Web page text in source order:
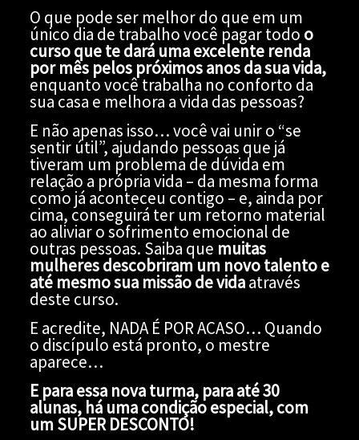
O que pode ser melhor do que em um
único dia de trabalho você pagar todo o
curso que te dará uma excelente renda
por mês pelos próximos anos da sua vida,
enquanto você trabalha no conforto da
sua casa e melhora a vida das pessoas?
E não apenas isso… você vai unir o “se
sentir útil”, ajudando pessoas que já
tiveram um problema de dúvida em
relação a própria vida – da mesma forma
como já aconteceu contigo – e, ainda por
cima, conseguirá ter um retorno material
ao aliviar o sofrimento emocional de
outras pessoas. Saiba que muitas
mulheres descobriram um novo talento e
até mesmo sua missão de vidaatravés
deste curso.
E acredite, NADA É POR ACASO… Quando
o discípulo está pronto, o mestre
aparece…
E para essa nova turma, para até 30
alunas, há uma condição especial, com
um SUPER DESCONTO!